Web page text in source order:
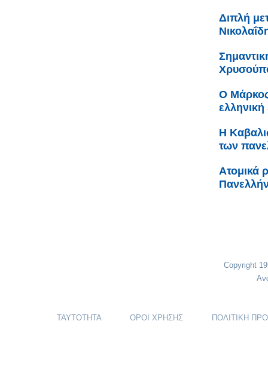
Διπλή
Ο
H
των
Ατομικά
Copyright
ΤΑΥΤΟΤΗΤΑ ΟΡΟΙ ΧΡΗΣΗΣ ΠΟΛΙΤΙΚΗ